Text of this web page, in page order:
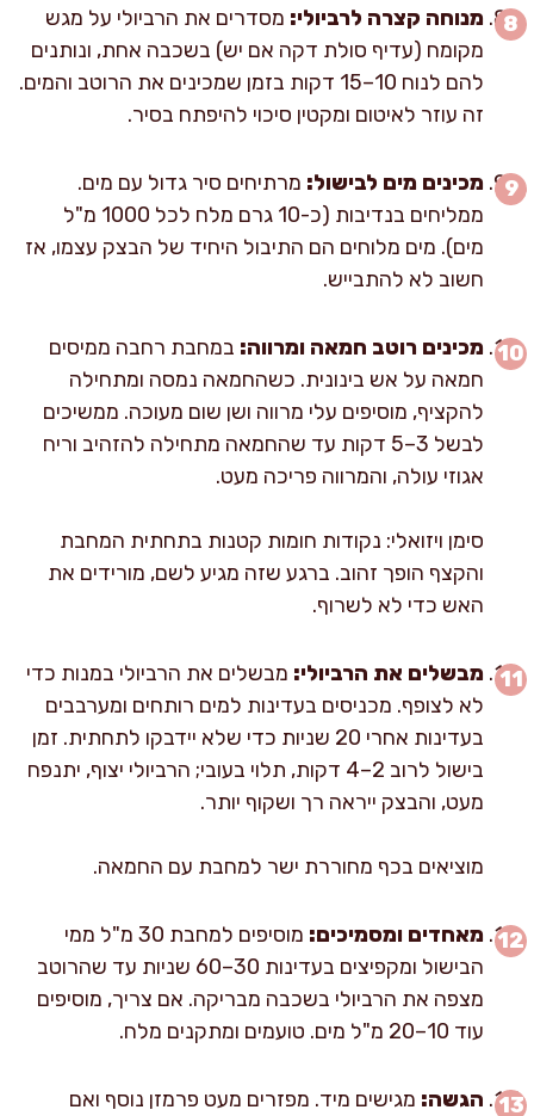
מנוחה קצרה לרביולי: מסדרים את הרביולי על מגש
מקומח (עדיף סולת דקה אם יש) בשכבה אחת, ונותנים
להם לנוח 10–15 דקות בזמן שמכינים את הרוטב והמים.
זה עוזר לאיטום ומקטין סיכוי להיפתח בסיר.
מכינים מים לבישול: מרתיחים סיר גדול עם מים.
ממליחים בנדיבות (כ-10 גרם מלח לכל 1000 מ"ל
מים). מים מלוחים הם התיבול היחיד של הבצק עצמו, אז
חשוב לא להתבייש.
מכינים רוטב חמאה ומרווה: במחבת רחבה ממיסים
חמאה על אש בינונית. כשהחמאה נמסה ומתחילה
להקציף, מוסיפים עלי מרווה ושן שום מעוכה. ממשיכים
לבשל 3–5 דקות עד שהחמאה מתחילה להזהיב וריח
אגוזי עולה, והמרווה פריכה מעט.
סימן ויזואלי: נקודות חומות קטנות בתחתית המחבת
והקצף הופך זהוב. ברגע שזה מגיע לשם, מורידים את
האש כדי לא לשרוף.
מבשלים את הרביולי: מבשלים את הרביולי במנות כדי
לא לצופף. מכניסים בעדינות למים רותחים ומערבבים
בעדינות אחרי 20 שניות כדי שלא יידבקו לתחתית. זמן
בישול לרוב 2–4 דקות, תלוי בעובי; הרביולי יצוף, יתנפח
מעט, והבצק ייראה רך ושקוף יותר.
מוציאים בכף מחוררת ישר למחבת עם החמאה.
מאחדים ומסמיכים:
מוסיפים למחבת 30 מ"ל ממי
הבישול ומקפיצים בעדינות 30–60 שניות עד שהרוטב
מצפה את הרביולי בשכבה מבריקה. אם צריך, מוסיפים
עוד 10–20 מ"ל מים. טועמים ומתקנים מלח.
הגשה: מגישים מיד. מפזרים מעט פרמזן נוסף ואם